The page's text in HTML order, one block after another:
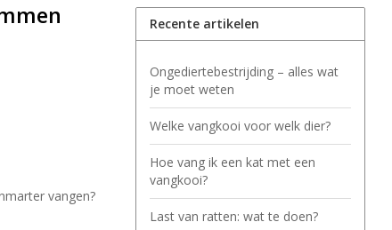
vangen?
Recente artikelen
Ongediertebestrijding – alles wat
je moet weten
Welke vangkooi voor welk dier?
Hoe vang ik een kat met een
vangkooi?
Last van ratten: wat te doen?